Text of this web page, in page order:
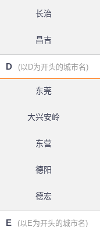
长治
昌吉
D (以D为开头的城市名)
东莞
大兴安岭
东营
德阳
德宏
E (以E为开头的城市名)